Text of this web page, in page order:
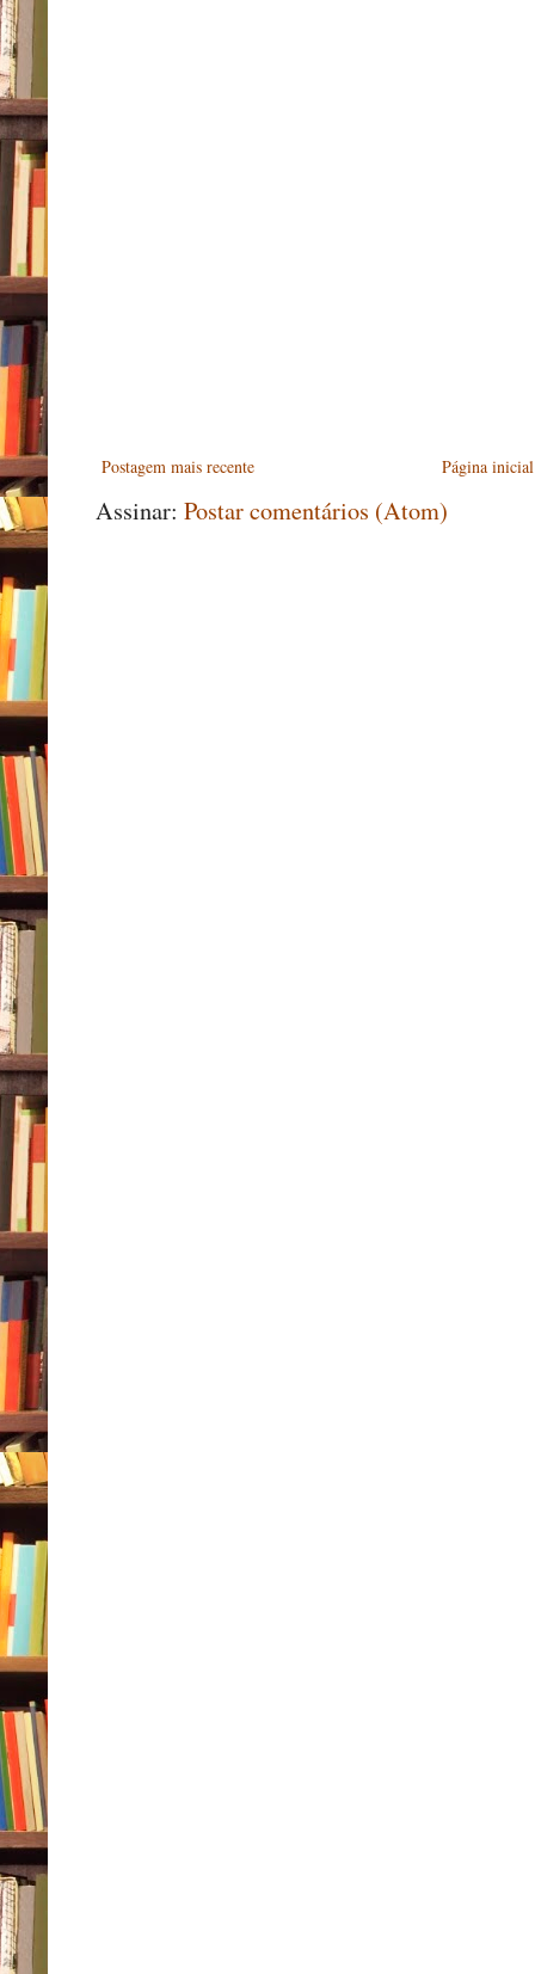
Postagem mais recente Página inicial
Assinar: Postar comentários (Atom)